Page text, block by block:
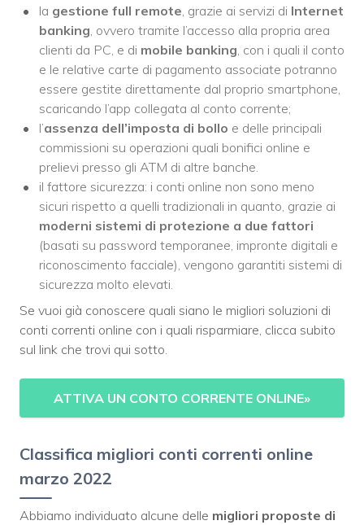
la gestione full remote , grazie ai servizi di Internet
banking , ovvero tramite l’accesso alla propria area
clienti da PC, e di mobile banking , con i quali il conto
e le relative carte di pagamento associate potranno
essere gestite direttamente dal proprio smartphone,
scaricando l’app collegata al conto corrente;
l’assenza dell’imposta di bollo e delle principali
commissioni su operazioni quali bonifici online e
prelievi presso gli ATM di altre banche.
il fattore sicurezza: i conti online non sono meno
sicuri rispetto a quelli tradizionali in quanto, grazie ai
moderni sistemi di protezione a due fattori
(basati su password temporanee, impronte digitali e
riconoscimento facciale), vengono garantiti sistemi di
sicurezza molto elevati.
Se vuoi già conoscere quali siano le migliori soluzioni di
conti correnti online con i quali risparmiare, clicca subito
sul link che trovi qui sotto.
ATTIVA UN CONTO CORRENTE ONLINE»
Classifica migliori conti correnti online
marzo 2022
Abbiamo individuato alcune delle migliori proposte di